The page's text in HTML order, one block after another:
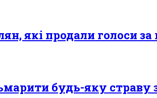
які продали голоси
будь-яку страву